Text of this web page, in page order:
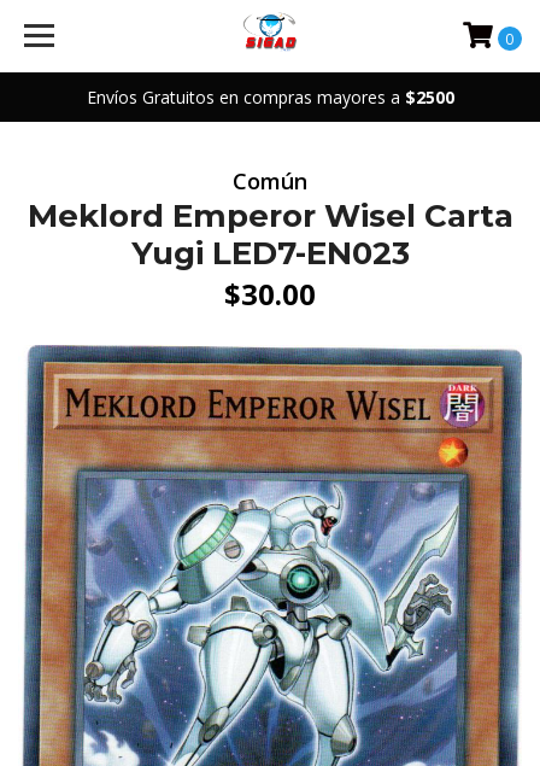
Envíos Gratuitos en compras mayores a $2500
0
Común
Meklord Emperor Wisel Carta
Yugi LED7-EN023
$30.00